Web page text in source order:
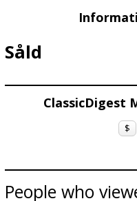
Såld
ClassicDigest
$
People who